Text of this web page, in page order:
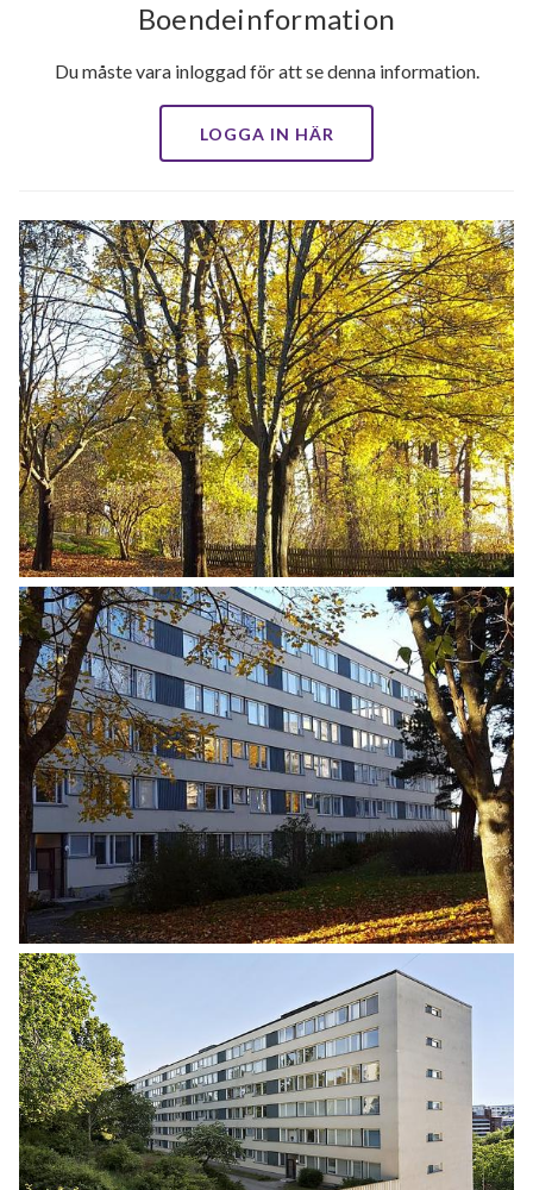
Boendeinformation
Du måste vara inloggad för att se denna information.
LOGGA IN HÄR